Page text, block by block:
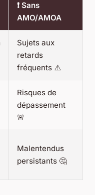
❗ Sans
AMO/AMOA
Sujets aux
retards
fréquents ⚠️
Risques de
dépassement
🚨
Malentendus
persistants 🤔